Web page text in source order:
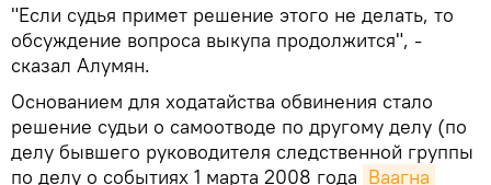
"Если судья примет решение этого не делать, то
обсуждение вопроса выкупа продолжится", -
сказал Алумян.
Основанием для ходатайства обвинения стало
решение судьи о самоотводе по другому делу (по
делу бывшего руководителя следственной группы
по делу о событиях 1 марта 2008 года Ваагна